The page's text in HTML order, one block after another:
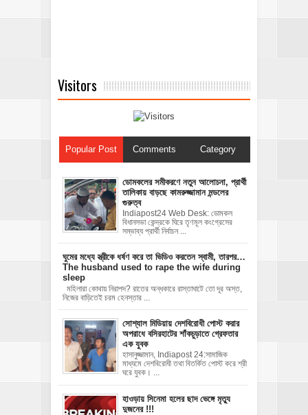
Visitors
Popular Post Comments Category
ডোমকলের সমীকরণে নতুন আলোচনা, প্রার্থী
তালিকায় বাড়ছে কামরুজ্জামান মন্ডলের
গুরুত্ব
Indiapost24 Web Desk: ডোমকল
বিধানসভা কেন্দ্রকে ঘিরে তৃণমূল কংগ্রেসের
সম্ভাব্য প্রার্থী নির্বাচন ...
ঘুমের মধ্যে স্ত্রীকে ধর্ষণ করে তা ভিডিও করতেন স্বামী, তারপর…
The husband used to rape the wife during
sleep
মহিলারা কোথায় নিরাপদ? রাতের অন্ধকারে রাস্তাঘাটে তো দূর অস্ত,
নিজের বাড়িতেই চরম হেনস্তার ...
সোশ্যাল মিডিয়ায় দেশবিরোধী পোস্ট করার
অপরাধে বসিরহাটের শাঁকচুড়াতে গ্রেফতার
এক যুবক
হাসানুজ্জামান, Indiapost 24:সামাজিক
মাধ্যমে দেশবিরোধী তথা বিতর্কিত পোস্ট করে শ্রী
ঘরে যুবক। ...
হাওড়ায় সিনেমা হলের ছাদ ভেঙ্গে মৃত্যু
দুজনের !!!